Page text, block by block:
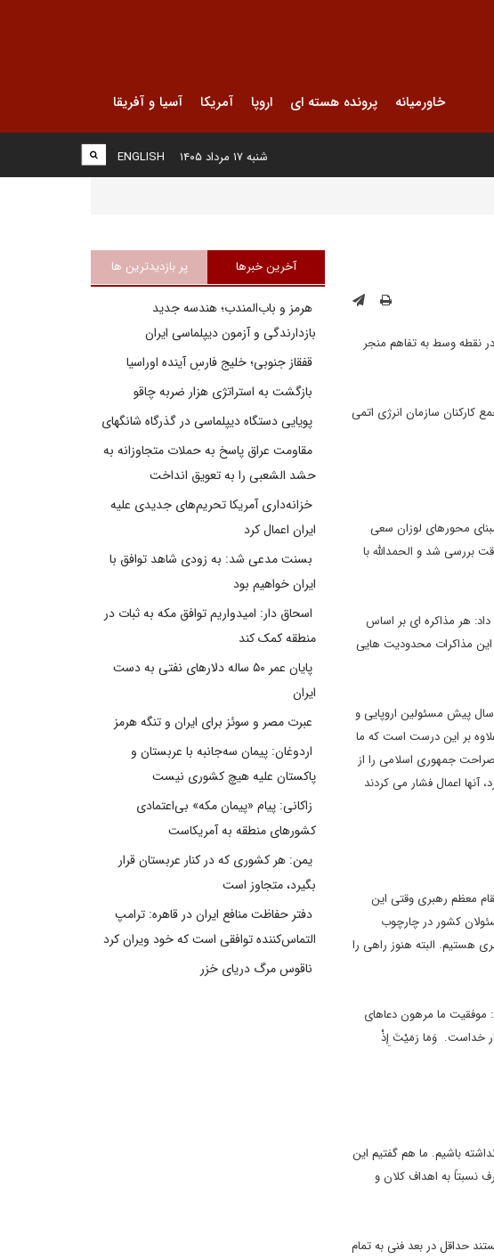
خاورمیانه پرونده هسته ای اروپا آمریکا آسیا و آفریقا
ENGLISH شنبه ۱۷ مرداد ۱۴۰۵
نقطه وسط به تفاهم منجر
سازمان انرژی اتمی
محورهای لوزان سعی
بررسی شد و الحمدالله با
هر مذاکره ای بر اساس
مذاکرات محدودیت هایی
پیش مسئولین اروپایی و
بر این درست است که ما
صراحت جمهوری اسلامی را از
اعمال فشار می کردند
معظم رهبری وقتی این
کشور در چارچوب
هستیم. البته هنوز راهی را
موفقیت ما مرهون دعاهای
خداست. وَمَا رَمَیْتَ إِذْ
باشیم. ما هم گفتیم این
نسبتاً به اهداف کلان و
حداقل در بعد فنی به تمام
آخرین خبرها پر بازدیدترین ها
هرمز و باب‌المندب؛ هندسه جدید
بازدارندگی و آزمون دیپلماسی ایران
قفقاز جنوبی؛ خلیج فارسِ آینده اوراسیا
بازگشت به استراتژی هزار ضربه چاقو
پویایی دستگاه دیپلماسی در گذرگاه شانگهای
مقاومت عراق پاسخ به حملات متجاوزانه به
حشد الشعبی را به تعویق انداخت
خزانه‌داری آمریکا تحریم‌های جدیدی علیه
ایران اعمال کرد
بسنت مدعی شد: به زودی شاهد توافق با
ایران خواهیم بود
اسحاق دار: امیدواریم توافق مکه به ثبات در
منطقه کمک کند
پایان عمر ۵۰ ساله دلارهای نفتی به دست
ایران
عبرت مصر و سوئز برای ایران و تنگه هرمز
اردوغان: پیمان سه‌جانبه با عربستان و
پاکستان علیه هیچ کشوری نیست
زاکانی: پیام «پیمان مکه» بی‌اعتمادی
کشورهای منطقه به آمریکاست
یمن: هر کشوری که در کنار عربستان قرار
بگیرد، متجاوز است
دفتر حفاظت منافع ایران در قاهره: ترامپ
التماس‌کننده توافقی است که خود ویران کرد
ناقوس مرگ دریای خزر